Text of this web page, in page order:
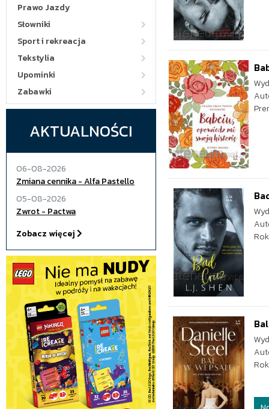
Prawo Jazdy
Słowniki
Sport i rekreacja
Tekstylia
Upominki
Zabawki
AKTUALNOŚCI
06-08-2026
Zmiana cennika - Alfa Pastello
05-08-2026
Zwrot - Pactwa
Zobacz więcej